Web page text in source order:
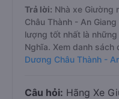
Trả lời: Nhà xe Giường
Châu Thành - An
lượng tốt nhất là
Nghĩa. Xem danh sách
Dương Châu Thành -
Câu hỏi: Hãng Xe